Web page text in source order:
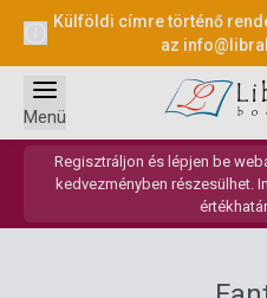
Külföldi címre történő
az
Regisztráljon és lépjen be
kedvezményben részesülhet.
Menü